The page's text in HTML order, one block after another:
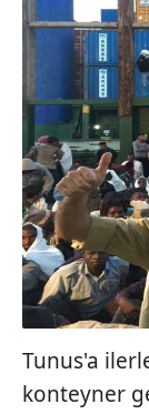
Tunus'a
konteyner